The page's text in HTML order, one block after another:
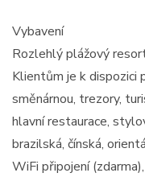
Vybavení
Rozlehlý plážový
Klientům je k dispozici
směnárnou, trezory,
hlavní restaurace,
brazilská, čínská,
WiFi připojení